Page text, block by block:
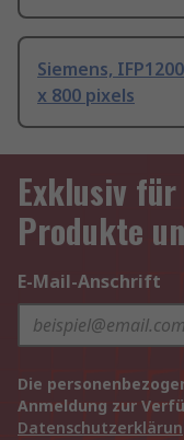
Siemens,
x 800 pixels
Exklusiv
Produkte
E-Mail-Anschrift
Die
Anmeldung zur